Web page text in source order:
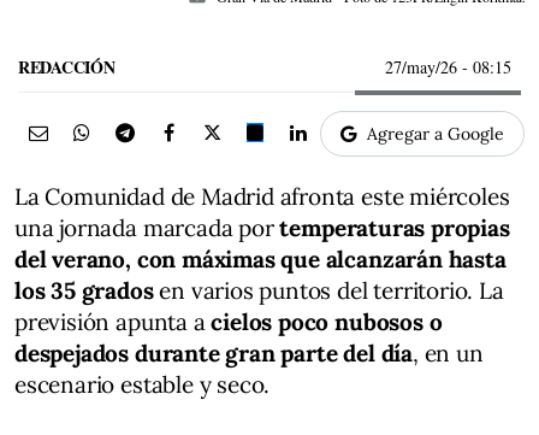
REDACCIÓN 27/may/26 - 08:15
Agregar a Google
La Comunidad de Madrid afronta este miércoles
una jornada marcada portemperaturas propias
del verano, con máximas que alcanzarán hasta
los 35 gradosen varios puntos del territorio. La
previsión apunta acielos poco nubosos o
despejados durante gran parte del día, en un
escenario estable y seco.